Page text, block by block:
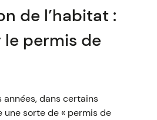
de l’habitat :
permis de
années, dans certains
une sorte de « permis de